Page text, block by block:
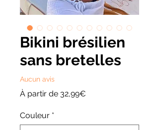
Bikini brésilien
sans bretelles
Aucun avis
À partir de 32,99€
Couleur *